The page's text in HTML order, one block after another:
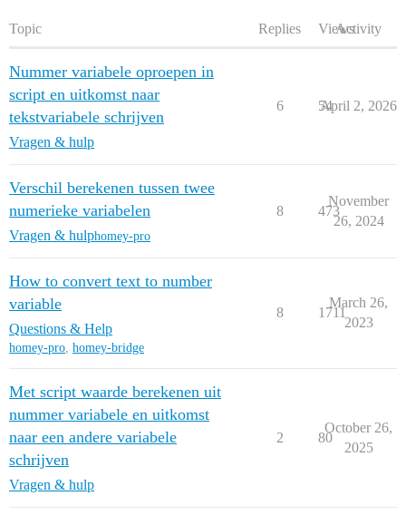
Topic Replies ViewsActivity
Nummer variabele oproepen in
script en uitkomst naar
tekstvariabele schrijven
Vragen & hulp
6 54
April 2, 2026
Verschil berekenen tussen twee
numerieke variabelen
Vragen & hulphomey-pro
8 473
November
26, 2024
How to convert text to number
variable
Questions & Help
homey-pro, homey-bridge
8 1711
March 26,
2023
Met script waarde berekenen uit
nummer variabele en uitkomst
naar een andere variabele
schrijven
Vragen & hulp
2 80
October 26,
2025